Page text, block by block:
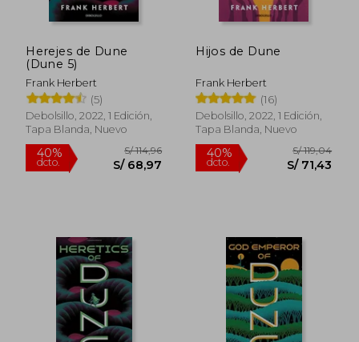
Herejes de Dune
(Dune 5)
Frank Herbert
(5)
Debolsillo, 2022, 1 Edición,
Tapa Blanda, Nuevo
Hijos de Dune
Frank Herbert
(16)
Debolsillo, 2022, 1 Edición,
Tapa Blanda, Nuevo